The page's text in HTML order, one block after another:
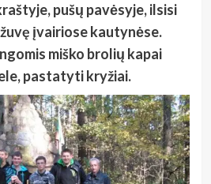
pušų pavėsyje, ilsisi
įvairiose kautynėse.
miško brolių kapai
pastatyti kryžiai.